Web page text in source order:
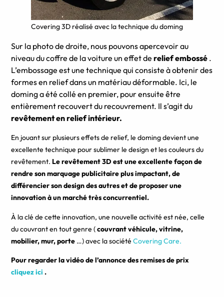
Covering 3D réalisé avec la technique du doming
Sur la photo de droite, nous pouvons apercevoir au
niveau du coffre de la voiture un effet derelief embossé .
L’embossage est une technique qui consiste à obtenir des
formes en relief dans un matériau déformable. Ici, le
doming a été collé en premier, pour ensuite être
entièrement recouvert du recouvrement. Il s’agit du
revêtement en relief intérieur.
En jouant sur plusieurs effets de relief, le doming devient une
excellente technique pour sublimer le design et les couleurs du
revêtement. Le revêtement 3D est une excellente façon de
rendre son marquage publicitaire plus impactant, de
différencier son design des autres et de proposer une
innovation à un marché très concurrentiel.
À la clé de cette innovation, une nouvelle activité est née, celle
du couvrant en tout genre (couvrant véhicule, vitrine,
mobilier, mur, porte …) avec la sociétéCovering Care.
Pour regarder la vidéo de l’annonce des remises de prix
cliquez ici .